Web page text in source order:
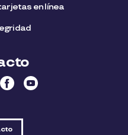
en línea